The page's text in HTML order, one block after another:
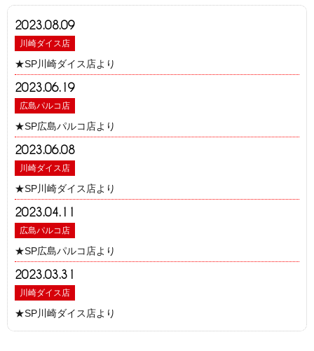
2023.08.09
川崎ダイス店
★SP川崎ダイス店より
2023.06.19
広島パルコ店
★SP広島パルコ店より
2023.06.08
川崎ダイス店
★SP川崎ダイス店より
2023.04.11
広島パルコ店
★SP広島パルコ店より
2023.03.31
川崎ダイス店
★SP川崎ダイス店より